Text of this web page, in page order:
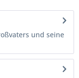
und seine